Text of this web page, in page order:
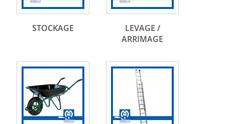
STOCKAGE
LEVAGE /
ARRIMAGE